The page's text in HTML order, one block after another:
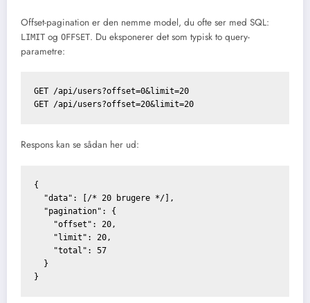
Offset-pagination er den nemme model, du ofte ser med SQL:
LIMIT og OFFSET. Du eksponerer det som typisk to query-
parametre:
GET /api/users?offset=0&limit=20
Respons kan se sådan her ud:
{
  "data": [/* 20 brugere */],
  "pagination": {
    "offset": 20,
    "limit": 20,
    "total": 57
  }